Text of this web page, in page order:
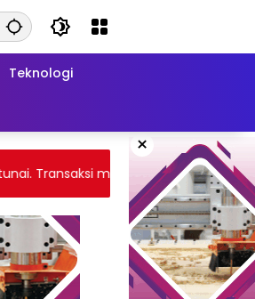
Teknologi
×
melalui gateway payment atau